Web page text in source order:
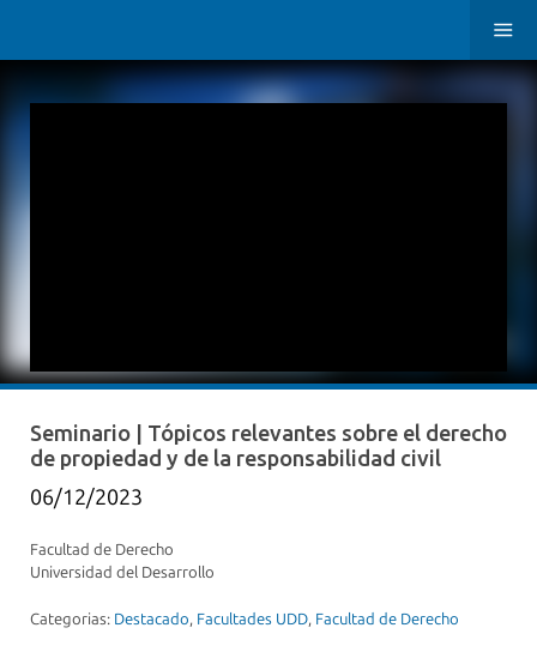
Seminario | Tópicos relevantes sobre el derecho
de propiedad y de la responsabilidad civil
06/12/2023
Facultad de Derecho
Universidad del Desarrollo
Categorias: Destacado, Facultades UDD, Facultad de Derecho